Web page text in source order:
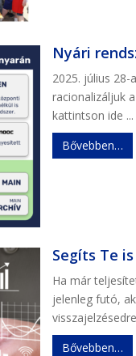
Nyári
2025. július
racionalizáljuk
kattintson ide ...
Bővebben…
Segíts Te
Ha már
jelenleg futó,
Bővebben…